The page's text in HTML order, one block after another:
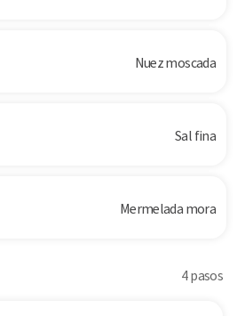
Nuez moscada
Sal fina
Mermelada mora
4 pasos